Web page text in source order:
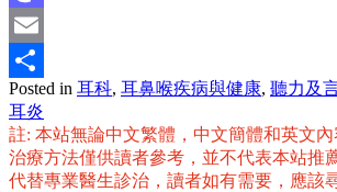
Mastodon
Email
分
享
Posted in 耳科, 耳鼻喉疾病與健康, 聽力及
耳炎
註: 本站無論中文繁體，中文簡體和英文
治療方法僅供讀者參考，並不代表本站推
代替專業醫生診治，讀者如有需要，應該